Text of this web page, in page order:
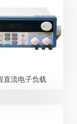
直流电子负载